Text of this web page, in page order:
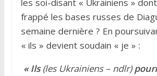
les soi-disant « Ukrainiens »
frappé les bases russes de
semaine dernière ? En
« ils » devient soudain « je » :
« Ils(les Ukrainiens – ndlr)